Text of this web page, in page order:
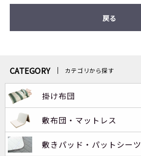
戻る
CATEGORY カテゴリから探す
掛け布団
敷布団・マットレス
敷きパッド・パットシーツ